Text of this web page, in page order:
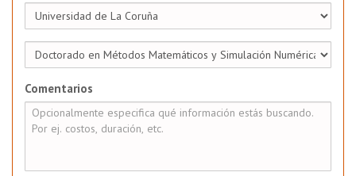
Comentarios